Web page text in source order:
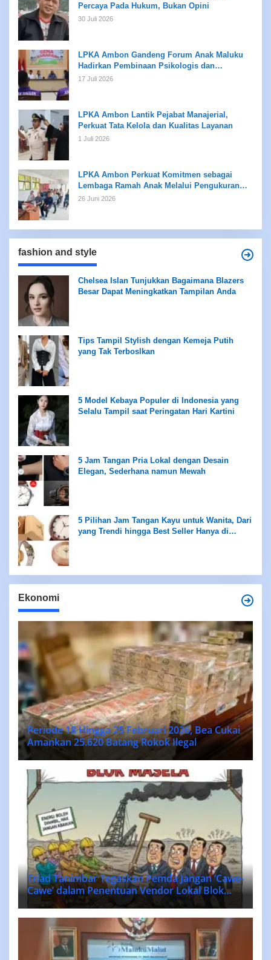
Percaya Pada Hukum, Bukan Opini
30 Juli 2026
LPKA Ambon Gandeng Forum Anak Maluku
Hadirkan Pembinaan Psikologis dan
Kreativitas bagi Anak Binaan
17 Juli 2026
LPKA Ambon Lantik Pejabat Manajerial,
Perkuat Tata Kelola dan Kualitas Layanan
1 Juli 2026
LPKA Ambon Perkuat Komitmen sebagai
Lembaga Ramah Anak Melalui Pengukuran
Standar LPKRA
26 Juni 2026
fashion and style
Chelsea Islan Tunjukkan Bagaimana Blazers
Besar Dapat Meningkatkan Tampilan Anda
Tips Tampil Stylish dengan Kemeja Putih
yang Tak Terboslkan
5 Model Kebaya Populer di Indonesia yang
Selalu Tampil saat Peringatan Hari Kartini
5 Jam Tangan Pria Lokal dengan Desain
Elegan, Sederhana namun Mewah
5 Pilihan Jam Tangan Kayu untuk Wanita, Dari
yang Trendi hingga Best Seller Hanya di
Ekonomi
Periode 18 Hingga 25 Februari 2026, Bea Cukai
Amankan 25.620 Batang Rokok Ilegal
Triad Tanimbar Tegaskan Pemda Jangan ‘Cawe-
Cawe’ dalam Penentuan Vendor Lokal Blok
MASELA.